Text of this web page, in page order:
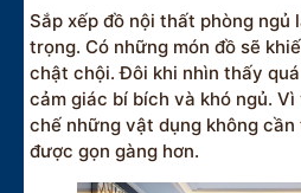
Sắp xếp đồ nội thất phòng ngủ
trọng. Có những món đồ sẽ
chật chội. Đôi khi nhìn thấy
cảm giác bí bích và khó ngủ.
chế những vật dụng không
được gọn gàng hơn.